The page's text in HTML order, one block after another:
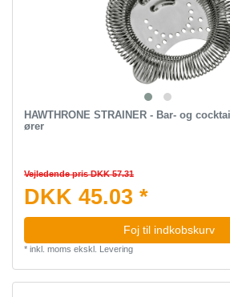
HAWTHRONE STRAINER - Bar- og
ører
Vejledende pris DKK 57.31
DKK 45.03 *
Foj til indkobskurv
* inkl. moms ekskl. Levering